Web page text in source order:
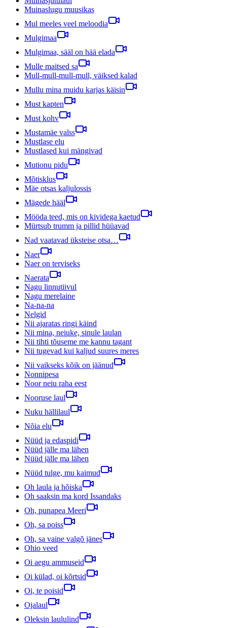
Muinaslugu muusikas
Mul meeles veel meloodia
Mulgimaa
Mulgimaa, sääl on hää elada
Mulle maitsed sa
Mull-mull-mull-mull, väiksed kalad
Mullu mina muidu karjas käisin
Must kapten
Must kohv
Mustamäe valss
Mustlase elu
Mustlased kui mängivad
Mutionu pidu
Mõtisklus
Mäe otsas kaljulossis
Mägede hääl
Mööda teed, mis on kividega kaetud
Mürtsub trumm ja pillid hüüavad
Nad vaatavad üksteise otsa…
Naer
Naer on terviseks
Naerata
Nagu linnutiivul
Nagu merelaine
Na-na-na
Nelgid
Nii ajaratas ringi käind
Nii mina, neiuke, sinule laulan
Nii tihti tõuseme me kannu tagant
Nii tugevad kui kaljud suures meres
Nii vaikseks kõik on jäänud
Nonnipesa
Noor neiu raha eest
Nooruse laul
Nuku hällilaul
Nõia elu
Nüüd ja edaspidi
Nüüd jälle ma lähen
Nüüd jälle ma lähen
Nüüd tulge, mu kaimud
Oh laula ja hõiska
Oh saaksin ma kord Issandaks
Oh, punapea Meeri
Oh, sa poiss
Oh, sa vaine valgõ jänes
Ohio veed
Oi aegu ammuseid
Oi külad, oi kõrtsid
Oi, te poisid
Ojalaul
Oleksin laululind